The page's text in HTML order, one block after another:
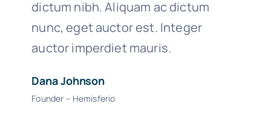
dictum nibh. Aliquam ac dictum
nunc, eget auctor est. Integer
auctor imperdiet mauris.
Dana Johnson
Founder – Hemisferio